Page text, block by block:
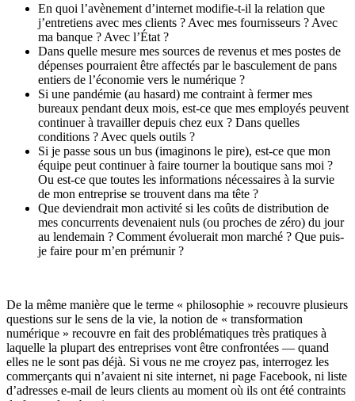
En quoi l’avènement d’internet modifie-t-il la relation que
j’entretiens avec mes clients ? Avec mes fournisseurs ? Avec
ma banque ? Avec l’État ?
Dans quelle mesure mes sources de revenus et mes postes de
dépenses pourraient être affectés par le basculement de pans
entiers de l’économie vers le numérique ?
Si une pandémie (au hasard) me contraint à fermer mes
bureaux pendant deux mois, est-ce que mes employés peuvent
continuer à travailler depuis chez eux ? Dans quelles
conditions ? Avec quels outils ?
Si je passe sous un bus (imaginons le pire), est-ce que mon
équipe peut continuer à faire tourner la boutique sans moi ?
Ou est-ce que toutes les informations nécessaires à la survie
de mon entreprise se trouvent dans ma tête ?
Que deviendrait mon activité si les coûts de distribution de
mes concurrents devenaient nuls (ou proches de zéro) du jour
au lendemain ? Comment évoluerait mon marché ? Que puis-
je faire pour m’en prémunir ?
De la même manière que le terme « philosophie » recouvre plusieurs
questions sur le sens de la vie, la notion de « transformation
numérique » recouvre en fait des problématiques très pratiques à
laquelle la plupart des entreprises vont être confrontées — quand
elles ne le sont pas déjà. Si vous ne me croyez pas, interrogez les
commerçants qui n’avaient ni site internet, ni page Facebook, ni liste
d’adresses e-mail de leurs clients au moment où ils ont été contraints